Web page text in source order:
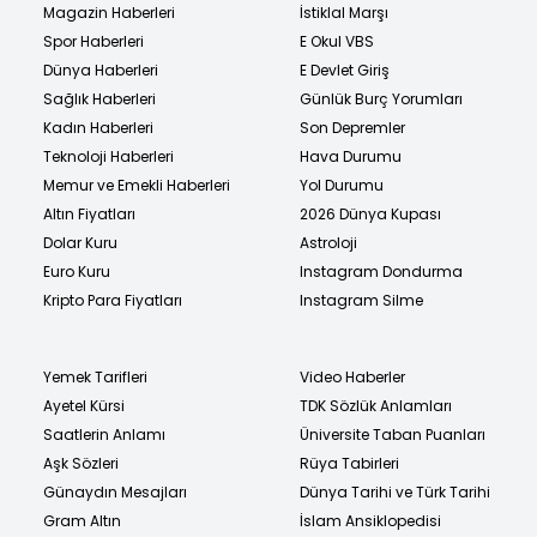
Magazin Haberleri
Spor Haberleri
Dünya Haberleri
Sağlık Haberleri
Kadın Haberleri
Teknoloji Haberleri
Memur ve Emekli Haberleri
Altın Fiyatları
Dolar Kuru
Euro Kuru
Kripto Para Fiyatları
İstiklal Marşı
E Okul VBS
E Devlet Giriş
Günlük Burç Yorumları
Son Depremler
Hava Durumu
Yol Durumu
2026 Dünya Kupası
Astroloji
Instagram Dondurma
Instagram Silme
Yemek Tarifleri
Ayetel Kürsi
Saatlerin Anlamı
Aşk Sözleri
Günaydın Mesajları
Gram Altın
Video Haberler
TDK Sözlük Anlamları
Üniversite Taban Puanları
Rüya Tabirleri
Dünya Tarihi ve Türk Tarihi
İslam Ansiklopedisi